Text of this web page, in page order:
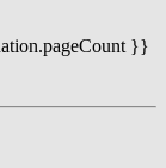
}}